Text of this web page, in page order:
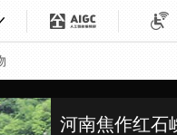
河南焦作红石